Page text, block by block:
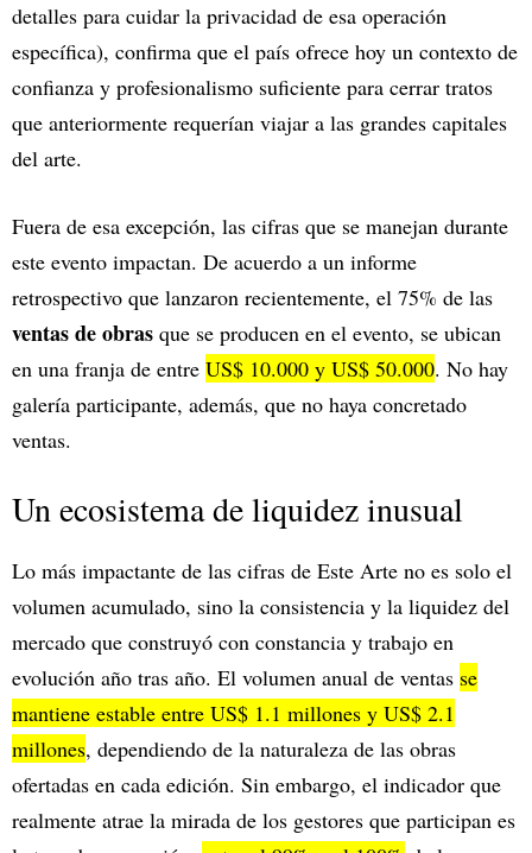
detalles para cuidar la privacidad de esa operación
específica), confirma que el país ofrece hoy un contexto de
confianza y profesionalismo suficiente para cerrar tratos
que anteriormente requerían viajar a las grandes capitales
del arte.
Fuera de esa excepción, las cifras que se manejan durante
este evento impactan. De acuerdo a un informe
retrospectivo que lanzaron recientemente, el 75% de las
ventas de obras que se producen en el evento, se ubican
en una franja de entre US$ 10.000 y US$ 50.000. No hay
galería participante, además, que no haya concretado
ventas.
Un ecosistema de liquidez inusual
Lo más impactante de las cifras de Este Arte no es solo el
volumen acumulado, sino la consistencia y la liquidez del
mercado que construyó con constancia y trabajo en
evolución año tras año. El volumen anual de ventas se
mantiene estable entre US$ 1.1 millones y US$ 2.1
millones, dependiendo de la naturaleza de las obras
ofertadas en cada edición. Sin embargo, el indicador que
realmente atrae la mirada de los gestores que participan es